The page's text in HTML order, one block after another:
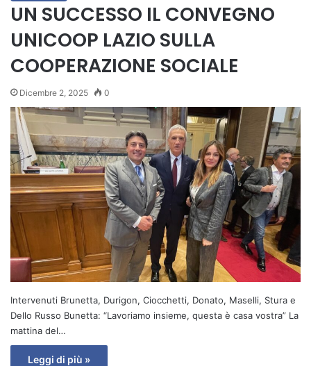
UN SUCCESSO IL CONVEGNO
UNICOOP LAZIO SULLA
COOPERAZIONE SOCIALE
Dicembre 2, 2025 0
Intervenuti Brunetta, Durigon, Ciocchetti, Donato, Maselli, Stura e
Dello Russo Bunetta: “Lavoriamo insieme, questa è casa vostra” La
mattina del…
Leggi di più »